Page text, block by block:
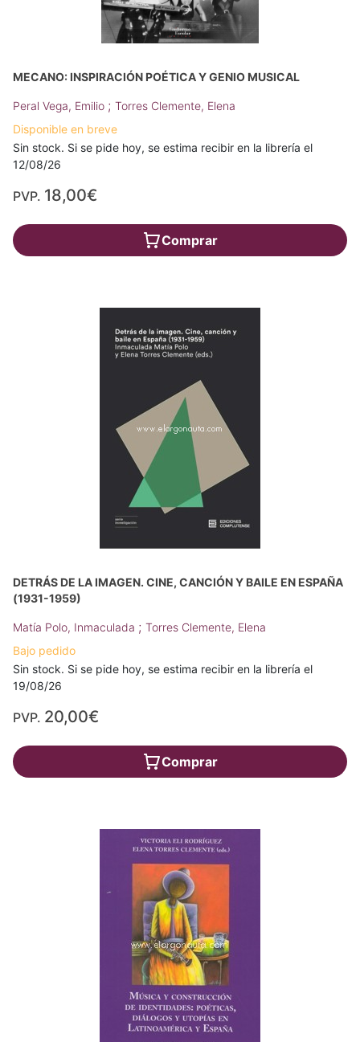
MECANO: INSPIRACIÓN POÉTICA Y GENIO MUSICAL
Peral Vega, Emilio ; Torres Clemente, Elena
Disponible en breve
Sin stock. Si se pide hoy, se estima recibir en la librería el
12/08/26
PVP. 18,00€
Comprar
DETRÁS DE LA IMAGEN. CINE, CANCIÓN Y BAILE EN ESPAÑA
(1931-1959)
Matía Polo, Inmaculada ; Torres Clemente, Elena
Bajo pedido
Sin stock. Si se pide hoy, se estima recibir en la librería el
19/08/26
PVP. 20,00€
Comprar